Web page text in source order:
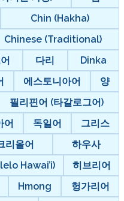
Chin (Hakha)
Chinese (Traditional)
다리
Dinka
에스토니아어
양
필리핀어 (타갈로그어)
어 독일어
그리스
리올어
하우사
Hawai’i)
히브리어
Hmong
헝가리어